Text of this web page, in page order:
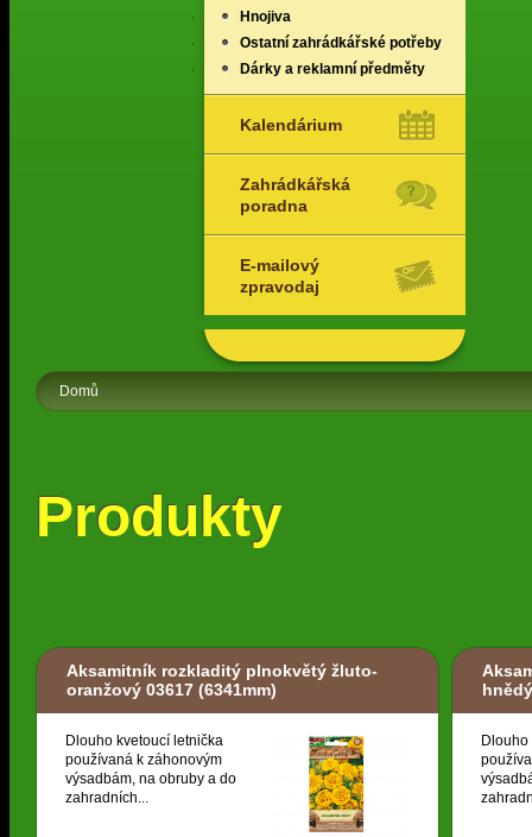
Hnojiva
Ostatní zahrádkářské potřeby
Dárky a reklamní předměty
Kalendárium
Zahrádkářská
poradna
E-mailový
zpravodaj
Domů
Produkty
Aksamitník rozkladitý plnokvětý žluto-
oranžový 03617 (6341mm)
Dlouho kvetoucí letnička
používaná k záhonovým
výsadbám, na obruby a do
zahradních...
hnědý